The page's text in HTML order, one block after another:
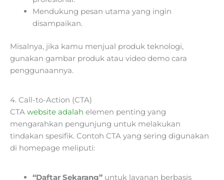
Mendukung pesan utama yang ingin
disampaikan.
Misalnya, jika kamu menjual produk teknologi,
gunakan gambar produk atau video demo cara
penggunaannya.
4. Call-to-Action (CTA)
CTA website adalah elemen penting yang
mengarahkan pengunjung untuk melakukan
tindakan spesifik. Contoh CTA yang sering digunakan
di homepage meliputi:
“Daftar Sekarang” untuk layanan berbasis